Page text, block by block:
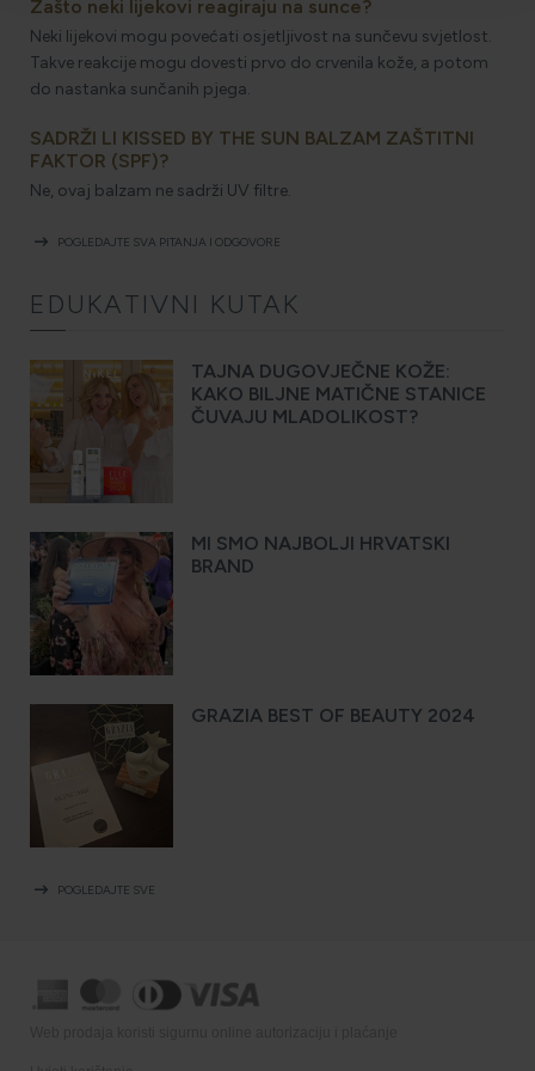
Zašto neki lijekovi reagiraju na sunce?
Neki lijekovi mogu povećati osjetljivost na sunčevu svjetlost.
Takve reakcije mogu dovesti prvo do crvenila kože, a potom
do nastanka sunčanih pjega.
SADRŽI LI KISSED BY THE SUN BALZAM ZAŠTITNI
FAKTOR (SPF)?
Ne, ovaj balzam ne sadrži UV filtre.
arrow_right_alt POGLEDAJTE SVA PITANJA I ODGOVORE
EDUKATIVNI KUTAK
TAJNA DUGOVJEČNE KOŽE:
KAKO BILJNE MATIČNE STANICE
ČUVAJU MLADOLIKOST?
MI SMO NAJBOLJI HRVATSKI
BRAND
GRAZIA BEST OF BEAUTY 2024
arrow_right_alt POGLEDAJTE SVE